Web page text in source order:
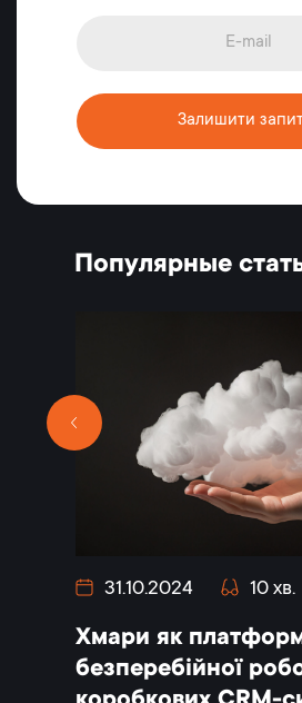
Залишити
Популярные
31.10.2024 10 хв.
Хмари як
безперебійної